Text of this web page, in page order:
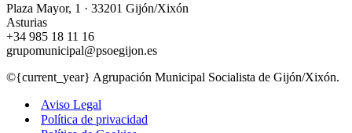
Plaza Mayor, 1 · 33201 Gijón/Xixón
Asturias
+34 985 18 11 16
grupomunicipal@psoegijon.es
©{current_year} Agrupación Municipal Socialista de Gijón/Xixón.
Aviso Legal
Política de privacidad